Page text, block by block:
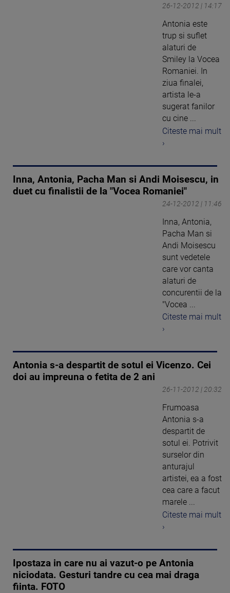
26-12-2012 | 14:17
Antonia este
trup si suflet
alaturi de
Smiley la Vocea
Romaniei. In
ziua finalei,
artista le-a
sugerat fanilor
cu cine ...
Citeste mai mult
›
Inna, Antonia, Pacha Man si Andi Moisescu, in
duet cu finalistii de la "Vocea Romaniei"
24-12-2012 | 11:46
Inna, Antonia,
Pacha Man si
Andi Moisescu
sunt vedetele
care vor canta
alaturi de
concurentii de la
"Vocea ...
Citeste mai mult
›
Antonia s-a despartit de sotul ei Vicenzo. Cei
doi au impreuna o fetita de 2 ani
26-11-2012 | 20:32
Frumoasa
Antonia s-a
despartit de
sotul ei. Potrivit
surselor din
anturajul
artistei, ea a fost
cea care a facut
marele ...
Citeste mai mult
›
Ipostaza in care nu ai vazut-o pe Antonia
niciodata. Gesturi tandre cu cea mai draga
fiinta. FOTO